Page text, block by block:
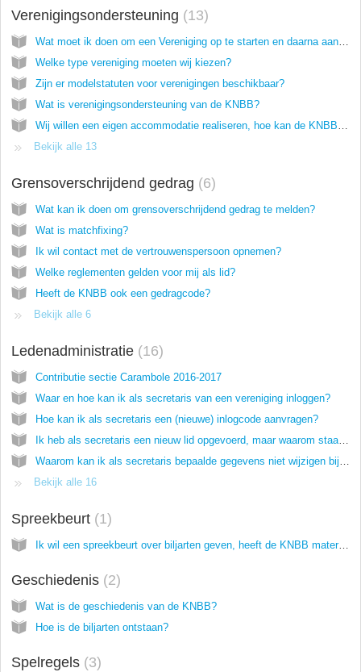
Verenigingsondersteuning 13
Wat moet ik doen om een Vereniging op te starten en daarna aan te sluiten bij de KNBB?
Welke type vereniging moeten wij kiezen?
Zijn er modelstatuten voor verenigingen beschikbaar?
Wat is verenigingsondersteuning van de KNBB?
Wij willen een eigen accommodatie realiseren, hoe kan de KNBB helpen?
Bekijk alle 13
Grensoverschrijdend gedrag 6
Wat kan ik doen om grensoverschrijdend gedrag te melden?
Wat is matchfixing?
Ik wil contact met de vertrouwenspersoon opnemen?
Welke reglementen gelden voor mij als lid?
Heeft de KNBB ook een gedragcode?
Bekijk alle 6
Ledenadministratie 16
Contributie sectie Carambole 2016-2017
Waar en hoe kan ik als secretaris van een vereniging inloggen?
Hoe kan ik als secretaris een (nieuwe) inlogcode aanvragen?
Ik heb als secretaris een nieuw lid opgevoerd, maar waarom staat hij niet op de ledenlijst?
Waarom kan ik als secretaris bepaalde gegevens niet wijzigen bij de leden van mijn vereniging?
Bekijk alle 16
Spreekbeurt 1
Ik wil een spreekbeurt over biljarten geven, heeft de KNBB materiaal beschikbaar?
Geschiedenis 2
Wat is de geschiedenis van de KNBB?
Hoe is de biljarten ontstaan?
Spelregels 3